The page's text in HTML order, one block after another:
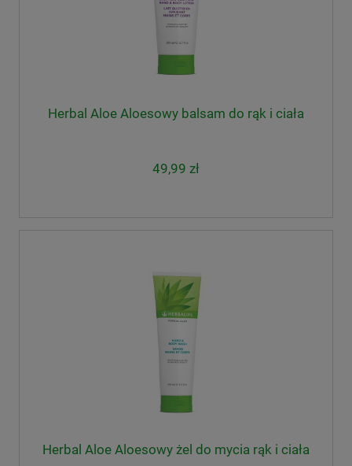
Herbal Aloe Aloesowy balsam do rąk i ciała
49,99 zł
Herbal Aloe Aloesowy żel do mycia rąk i ciała